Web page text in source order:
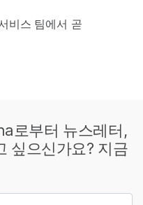
비스 팀에서 곧
로부터 뉴스레터,
싶으신가요? 지금